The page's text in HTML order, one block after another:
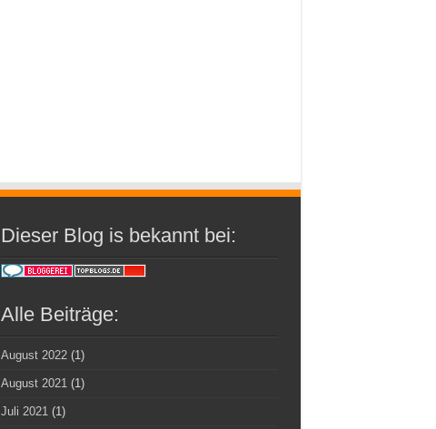
Dieser Blog is bekannt bei:
Alle Beiträge:
August 2022(1)
August 2021 (1)
Juli 2021 (1)